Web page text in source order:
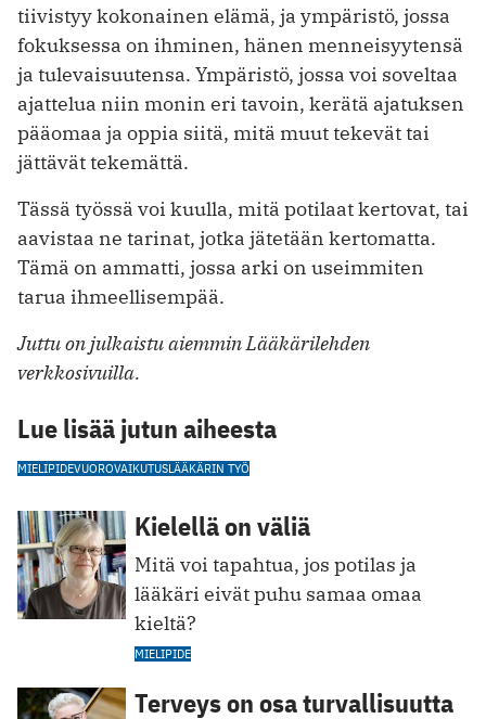
tiivistyy kokonainen elämä, ja ympäristö, jossa
fokuksessa on ihminen, hänen menneisyytensä
ja tulevaisuutensa. Ympäristö, jossa voi soveltaa
ajattelua niin monin eri tavoin, kerätä ajatuksen
pääomaa ja oppia siitä, mitä muut tekevät tai
jättävät tekemättä.
Tässä työssä voi kuulla, mitä potilaat kertovat, tai
aavistaa ne tarinat, jotka jätetään kertomatta.
Tämä on ammatti, jossa arki on useimmiten
tarua ihmeellisempää.
Juttu on julkaistu aiemmin Lääkärilehden
verkkosivuilla.
Lue lisää jutun aiheesta
MIELIPIDEVUOROVAIKUTUSLÄÄKÄRIN TYÖ
Kielellä on väliä
Mitä voi tapahtua, jos potilas ja
lääkäri eivät puhu samaa omaa
kieltä?
MIELIPIDE
Terveys on osa turvallisuutta